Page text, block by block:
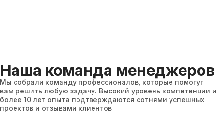
Наша команда менеджеров
Мы собрали команду профессионалов, которые помогут
вам решить любую задачу. Высокий уровень компетенции и
более 10 лет опыта подтверждаются сотнями успешных
проектов и отзывами клиентов